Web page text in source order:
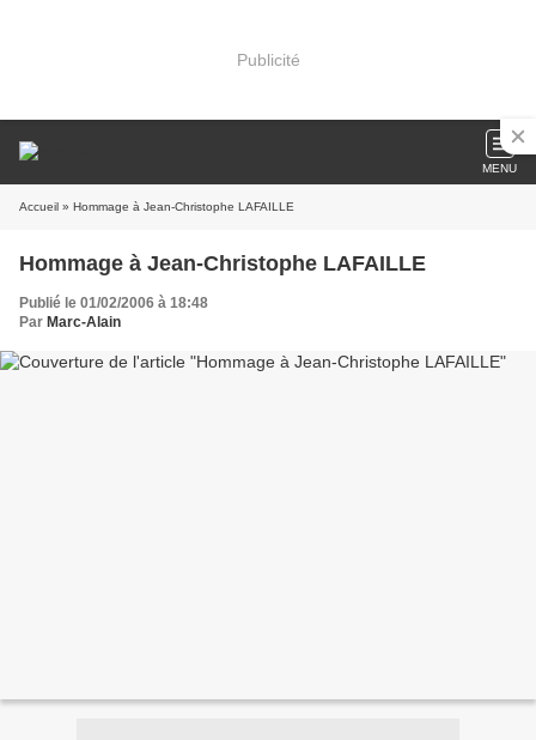
Publicité
MENU
Accueil » Hommage à Jean-Christophe LAFAILLE
Hommage à Jean-Christophe LAFAILLE
Publié le 01/02/2006 à 18:48
Par Marc-Alain